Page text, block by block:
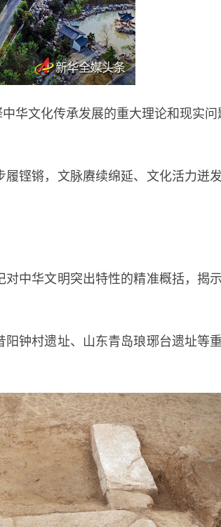
华文化传承发展的重大理论和现实问
铿锵，文脉赓续绵延、文化活力迸
中华文明突出特性的精准概括，揭
钟村遗址、山东青岛琅琊台遗址等